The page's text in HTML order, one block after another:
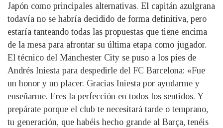
Japón como principales alternativas. El capitán azulgrana
todavía no se habría decidido de forma definitiva, pero
estaría tanteando todas las propuestas que tiene encima
de la mesa para afrontar su última etapa como jugador.
El técnico del Manchester City se puso a los pies de
Andrés Iniesta para despedirle del FC Barcelona: «Fue
un honor y un placer. Gracias Iniesta por ayudarme y
enseñarme. Eres la perfección en todos los sentidos. Y
prepárate porque el club te necesitará tarde o temprano,
tu generación, que habéis hecho grande al Barça, tenéis